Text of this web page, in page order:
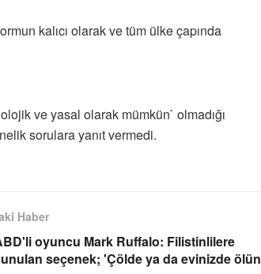
kalıcı olarak ve tüm ülke çapında
ve yasal olarak mümkün` olmadığı
sorulara yanıt vermedi.
Haber
oyuncu Mark Ruffalo: Filistinlilere
seçenek; 'Çölde ya da evinizde ölün